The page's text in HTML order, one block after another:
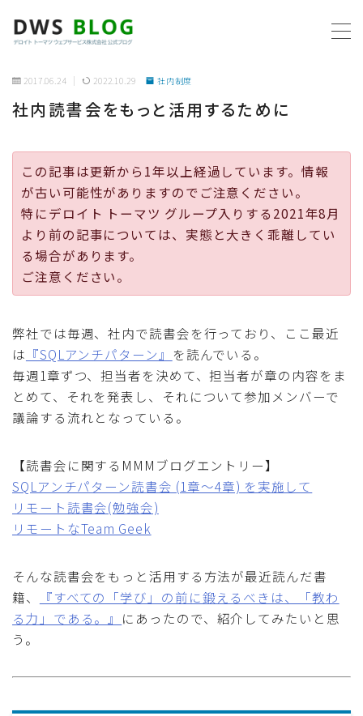
ホーム
AWS
プログラミング
ビジネス
社内制度
採用
公式ページ
2017.06.24 2022.10.29 社内制度
社内読書会をもっと活用するために
この記事は更新から1年以上経過しています。情報
が古い可能性がありますのでご注意ください。
特にデロイト トーマツ グループ入りする2021年8月
より前の記事については、実態と大きく乖離してい
る場合があります。
ご注意ください。
弊社では毎週、社内で読書会を行っており、ここ最近
は 『SQLアンチパターン』 を読んでいる。
毎週1章ずつ、担当者を決めて、担当者が章の内容をま
とめて、それを発表し、それについて参加メンバーで
議論する流れとなっている。
【読書会に関するMMMブログエントリー】
SQLアンチパターン読書会 (1章〜4章) を実施して
リモート読書会(勉強会)
リモートなTeam Geek
そんな読書会をもっと活用する方法が最近読んだ書
籍、
『すべての「学び」の前に鍛えるべきは、「教わ
る力」である。』 にあったので、紹介してみたいと思
う。